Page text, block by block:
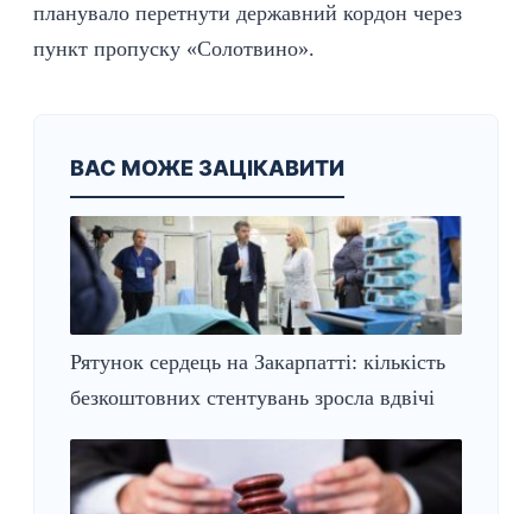
планувало перетнути державний кордон через
пункт пропуску «Солотвино».
ВАС МОЖЕ ЗАЦІКАВИТИ
Рятунок сердець на Закарпатті: кількість
безкоштовних стентувань зросла вдвічі